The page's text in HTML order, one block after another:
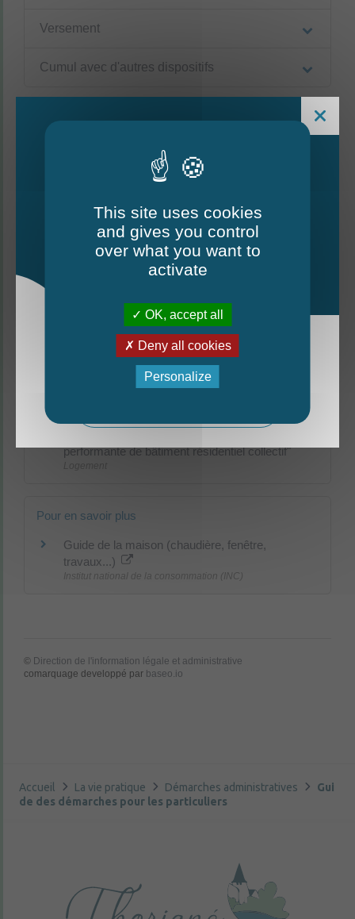
Versement
Cumul avec d'autres dispositifs
Prime "Coup de pouce Chauffage et/ou
Prime "Coup de pouce Rénovation
performante de bâtiment résidentiel collectif"
Pour en savoir plus
Guide de la maison (chaudière, fenêtre,
travaux...)
Institut national de la consommation (INC)
© Direction de l'information légale et administrative
comarquage developpé par baseo.io
Accueil La vie pratique Démarches administratives
Gui
de des démarches pour les particuliers
Le Mag - édition estivale
La nouvelle édition du Mag est arrivée!
This site uses cookies
and gives you control
over what you want to
activate
OK, accept all
Deny all cookies
Personalize